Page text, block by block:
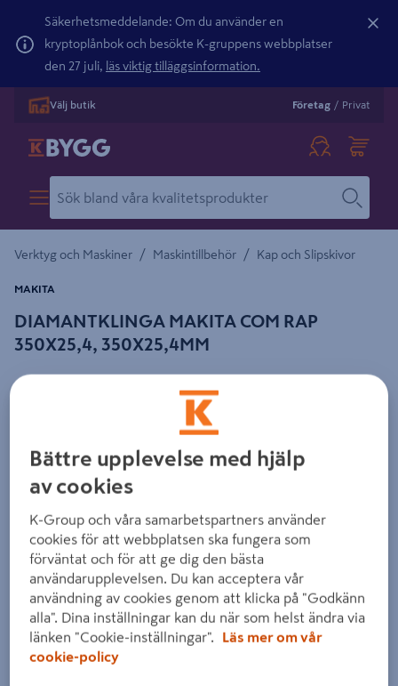
Säkerhetsmeddelande: Om du använder en
kryptoplånbok och besökte K-gruppens webbplatser
den 27 juli, läs viktig tilläggsinformation.
Välj butik Företag / Privat
Verktyg och Maskiner / Maskintillbehör / Kap och Slipskivor
DIAMANTKLINGA MAKITA COM RAP
350X25,4, 350X25,4MM
MAKITA
Detaljerad beskrivning finns i produktbeskrivningsområdet
Föregående
Bättre upplevelse med hjälp
av cookies
K-Group och våra samarbetspartners använder
cookies för att webbplatsen ska fungera som
förväntat och för att ge dig den bästa
användarupplevelsen. Du kan acceptera vår
användning av cookies genom att klicka på "Godkänn
alla". Dina inställningar kan du när som helst ändra via
länken "Cookie-inställningar".
Läs mer om vår
cookie-policy